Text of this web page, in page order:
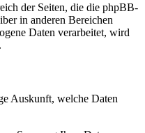
der Seiten, die die phpBB-
in anderen Bereichen
Daten verarbeitet, wird
Auskunft, welche Daten